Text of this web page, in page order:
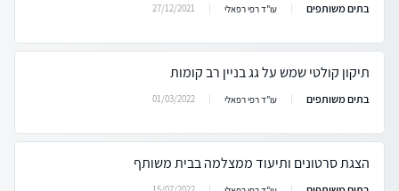
בתים משותפים עו"ד רפי רפאלי 27/12/2021
תיקון קולטי שמש על גג בניין רב קומות
בתים משותפים עו"ד רפי רפאלי 01/03/2022
הצגת סרטונים ותיעוד ממצלמה בבית משותף